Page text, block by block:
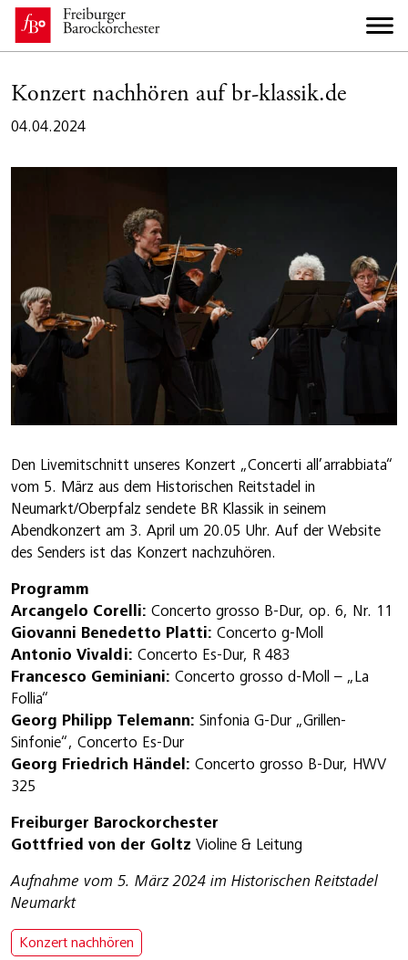
Konzert nachhören auf br-klassik.de
04.04.2024
Den Livemitschnitt unseres Konzert „Concerti all’arrabbiata“
vom 5. März aus dem Historischen Reitstadel in
Neumarkt/Oberpfalz sendete BR Klassik in seinem
Abendkonzert am 3. April um 20.05 Uhr. Auf der Website
des Senders ist das Konzert nachzuhören.
Programm
Arcangelo Corelli: Concerto grosso B-Dur, op. 6, Nr. 11
Giovanni Benedetto Platti: Concerto g-Moll
Antonio Vivaldi: Concerto Es-Dur, R 483
Francesco Geminiani: Concerto grosso d-Moll – „La
Follia“
Georg Philipp Telemann: Sinfonia G-Dur „Grillen-
Sinfonie“, Concerto Es-Dur
Georg Friedrich Händel: Concerto grosso B-Dur, HWV
325
Freiburger Barockorchester
Gottfried von der Goltz Violine & Leitung
Aufnahme vom 5. März 2024 im Historischen Reitstadel
Neumarkt
Konzert nachhören